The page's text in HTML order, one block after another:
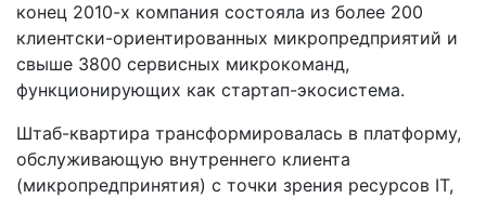
конец 2010-х компания состояла из более 200
клиентски-ориентированных микропредприятий и
свыше 3800 сервисных микрокоманд,
функционирующих как стартап-экосистема​.
Штаб-квартира трансформировалась в платформу,
обслуживающую внутреннего клиента
(микропредпринятия) с точки зрения ресурсов IT,